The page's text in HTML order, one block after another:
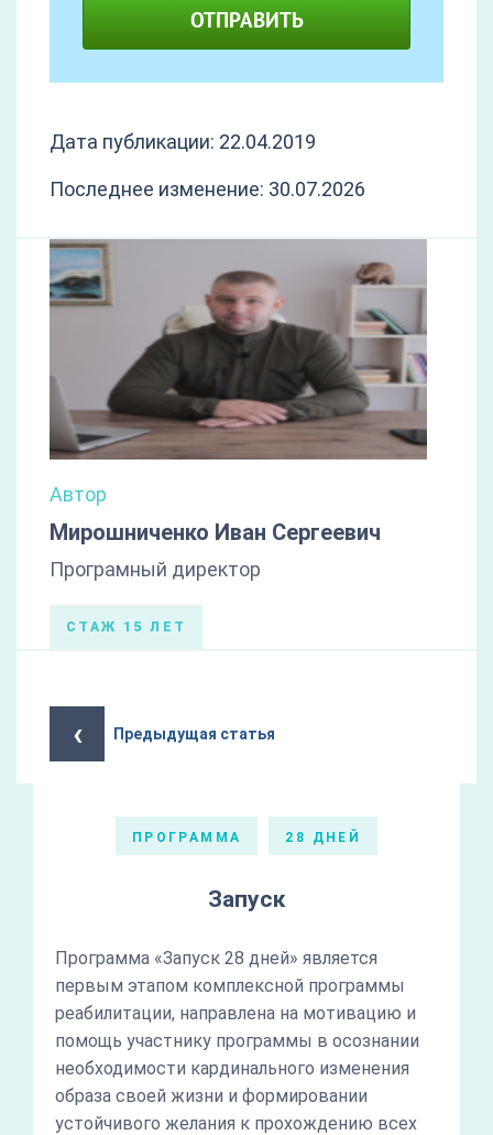
ОТПРАВИТЬ
Дата публикации: 22.04.2019
Последнее изменение: 30.07.2026
Автор
Мирошниченко Иван Сергеевич
Програмный директор
СТАЖ 15 ЛЕТ
‹ Предыдущая статья
ПРОГРАММА 28 ДНЕЙ
Запуск
Программа «Запуск 28 дней» является
первым этапом комплексной программы
реабилитации, направлена на мотивацию и
помощь участнику программы в осознании
необходимости кардинального изменения
образа своей жизни и формировании
устойчивого желания к прохождению всех